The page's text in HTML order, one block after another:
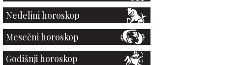
Nedeljni horoskop
Mesečni horoskop
Godišnji horoskop